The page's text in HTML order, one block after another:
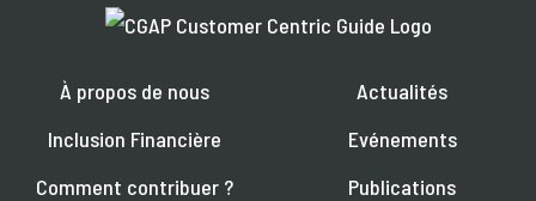
À propos de nous
Inclusion Financière
Comment contribuer ?
Actualités
Evénements
Publications